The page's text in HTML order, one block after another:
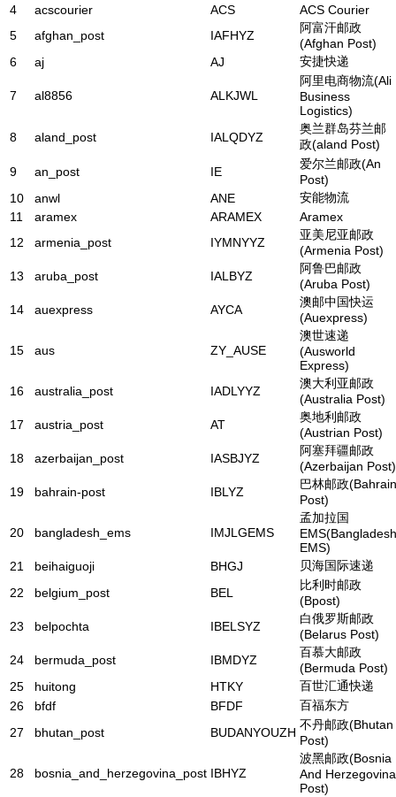
4
acscourier ACS
ACS Courier
5
afghan_post IAFHYZ
阿富汗邮政
(Afghan Post)
6
aj AJ 安捷快递
7 al8856 ALKJWL
阿里电商物流(Ali
Business
Logistics)
8
aland_post IALQDYZ
奥兰群岛芬兰邮
政(aland Post)
9
an_post IE
爱尔兰邮政(An
Post)
10
anwl ANE
安能物流
11
aramex ARAMEX
Aramex
12
armenia_post IYMNYYZ
亚美尼亚邮政
(Armenia Post)
13
aruba_post IALBYZ
阿鲁巴邮政
(Aruba Post)
14
auexpress AYCA
澳邮中国快运
(Auexpress)
15 aus ZY_AUSE
澳世速递
(Ausworld
Express)
16
australia_post IADLYYZ
澳大利亚邮政
(Australia Post)
17
austria_post AT
奥地利邮政
(Austrian Post)
18
azerbaijan_post IASBJYZ
阿塞拜疆邮政
(Azerbaijan Post)
19
bahrain-post IBLYZ
巴林邮政(Bahrain
Post)
20 bangladesh_ems IMJLGEMS
孟加拉国
EMS(Bangladesh
EMS)
21
beihaiguoji BHGJ
贝海国际速递
22
belgium_post BEL
比利时邮政
(Bpost)
23
belpochta IBELSYZ
白俄罗斯邮政
(Belarus Post)
24
bermuda_post IBMDYZ
百慕大邮政
(Bermuda Post)
25
huitong HTKY
百世汇通快递
26
bfdf BFDF
百福东方
27
bhutan_post BUDANYOUZH
不丹邮政(Bhutan
Post)
28 bosnia_and_herzegovina_post IBHYZ
波黑邮政(Bosnia
And Herzegovina
Post)